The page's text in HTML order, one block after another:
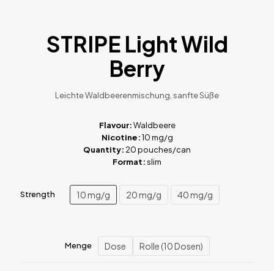
STRIPE Light Wild
Berry
Leichte Waldbeerenmischung, sanfte Süße
Flavour:Waldbeere
Nicotine:10 mg/g
Quantity: 20 pouches/can
Format:slim
Strength 10 mg/g 20 mg/g 40 mg/g
Menge Dose Rolle (10 Dosen)